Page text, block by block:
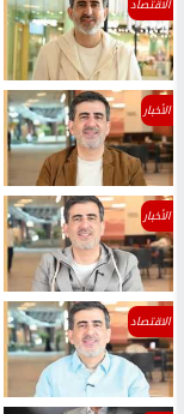
الاقتصاد
الأخبار
الأخبار
الاقتصاد